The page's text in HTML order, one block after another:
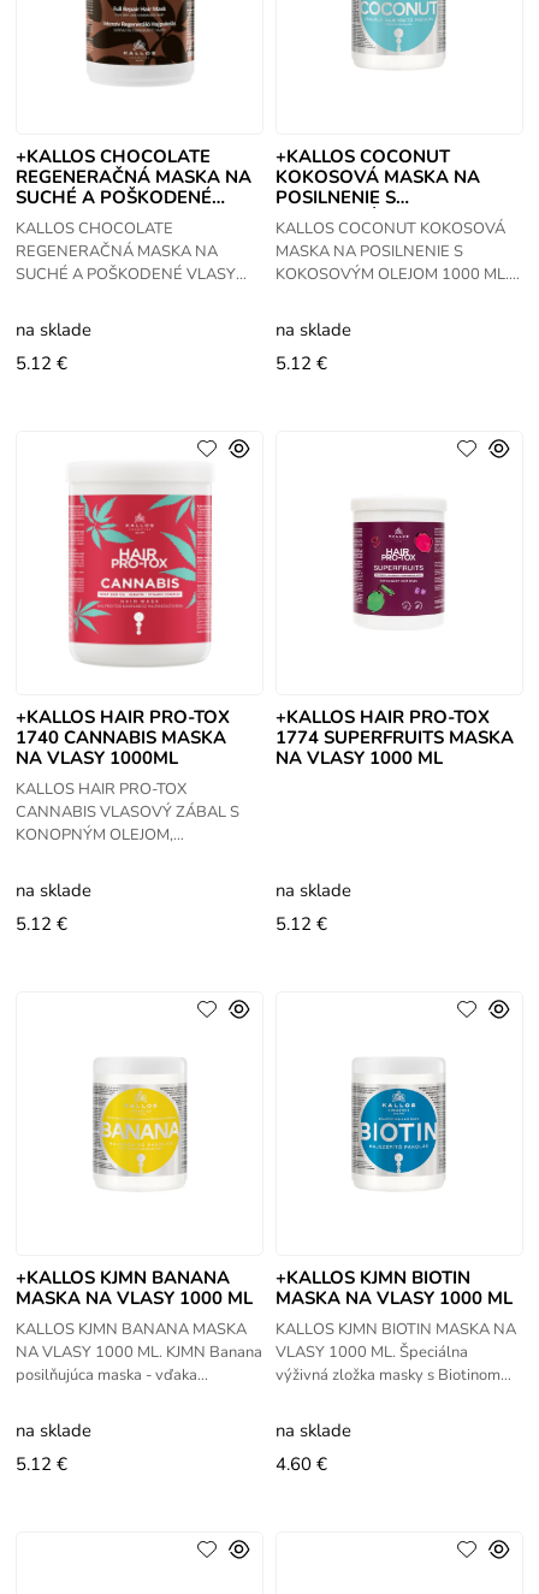
+KALLOS CHOCOLATE
REGENERAČNÁ MASKA NA
SUCHÉ A POŠKODENÉ
VLASY 1000 ML
KALLOS CHOCOLATE
REGENERAČNÁ MASKA NA
SUCHÉ A POŠKODENÉ VLASY
maska na suché a lámavé vlasy.
Obsahuje kakaový extrakt,
na sklade
5.12 €
+KALLOS COCONUT
KOKOSOVÁ MASKA NA
POSILNENIE S
KOKOSOVÝM OLEJOM
1000 ML
KALLOS COCONUT KOKOSOVÁ
MASKA NA POSILNENIE S
KOKOSOVÝM OLEJOM 1000 ML.
KJMN poskytujúca intenzívnu
starostlivosť o vlasy pred
na sklade
5.12 €
+KALLOS HAIR PRO-TOX
1740 CANNABIS MASKA
NA VLASY 1000ML
KALLOS HAIR PRO-TOX
CANNABIS VLASOVÝ ZÁBAL S
KONOPNÝM OLEJOM,
KOMPLEXOM 1000ML. Špeciálna
receptúra na vlasy Pro-tox
kombinovaná s
na sklade
5.12 €
+KALLOS HAIR PRO-TOX
1774 SUPERFRUITS MASKA
NA VLASY 1000 ML
na sklade
5.12 €
+KALLOS KJMN BANANA
MASKA NA VLASY 1000 ML
KALLOS KJMN BANANA MASKA
NA VLASY 1000 ML. KJMN Banana
posilňujúca maska - vďaka
B1, B2, B3, B5, B6, C, E, olivovému
oleju a
na sklade
5.12 €
+KALLOS KJMN BIOTIN
MASKA NA VLASY 1000 ML
KALLOS KJMN BIOTIN MASKA NA
VLASY 1000 ML. Špeciálna
výživná zložka masky s Biotinom
jej lesk, hebkosť a objem. Je
ideálna
na sklade
4.60 €